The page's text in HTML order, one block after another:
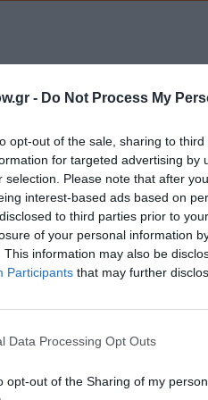
- Do Not Process My
opt-out of the sale, sharing to
for targeted advertising by
selection. Please note that after
interest-based ads based on
to third parties prior to
of your personal information
This information may also be
Participants that may further
Data Processing Opt Outs
opt-out of the Sharing of my
και τον Πολιτισμό!
το Culturenow.gr